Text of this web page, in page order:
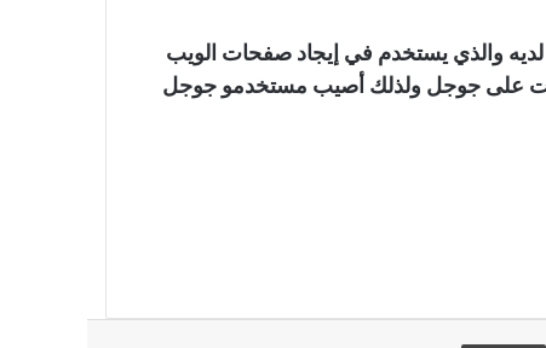
لديه والذي يستخدم في إيجاد صفحات الويب
على جوجل ولذلك أصيب مستخدمو جوجل